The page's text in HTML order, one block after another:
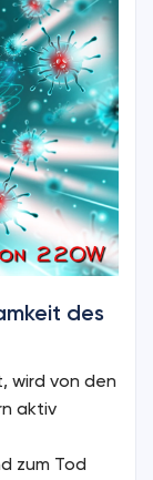
des
wird von den
aktiv
zum Tod